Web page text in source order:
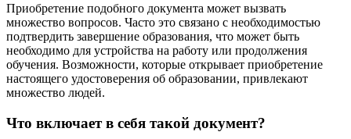
Приобретение подобного документа может вызвать
множество вопросов. Часто это связано с необходимостью
подтвердить завершение образования, что может быть
необходимо для устройства на работу или продолжения
обучения. Возможности, которые открывает приобретение
настоящего удостоверения об образовании, привлекают
множество людей.
Что включает в себя такой документ?